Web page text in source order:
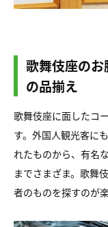
歌舞伎座の
の品揃え
歌舞伎座に面したコ
す。外国人観光客に
れたものから、有名
までさまざま。歌舞
者のものを探すのが楽